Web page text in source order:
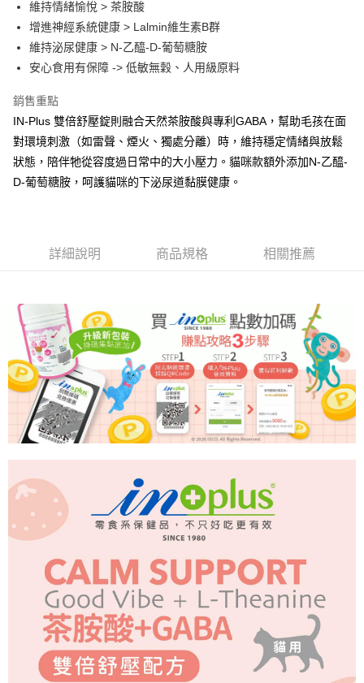
維持情緒愉悅 > 茶胺酸
增進神經系統健康 > Lalmin維生素B群
維持泌尿健康 > N-乙醯-D-葡萄糖胺
安心食用有保障 -> 低敏無穀、人用級原料
銷售重點
IN-Plus 雙倍舒壓錠則融合天然茶胺酸與專利GABA，幫助毛孩在面
對環境刺激（如雷聲、煙火、獨處分離）時，維持穩定情緒與放鬆
狀態，陪伴牠從容度過日常中的大小壓力。貓咪款額外添加N-乙醯-
D-葡萄糖胺，呵護貓咪的下泌尿道黏膜健康。
詳細說明 商品規格 相關推薦